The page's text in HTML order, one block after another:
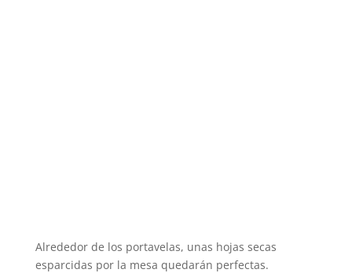
Alrededor de los portavelas, unas hojas secas
esparcidas por la mesa quedarán perfectas.